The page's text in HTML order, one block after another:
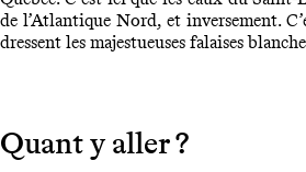
de l’Atlantique Nord, et inversement.
dressent les majestueuses falaises
Quant y aller ?